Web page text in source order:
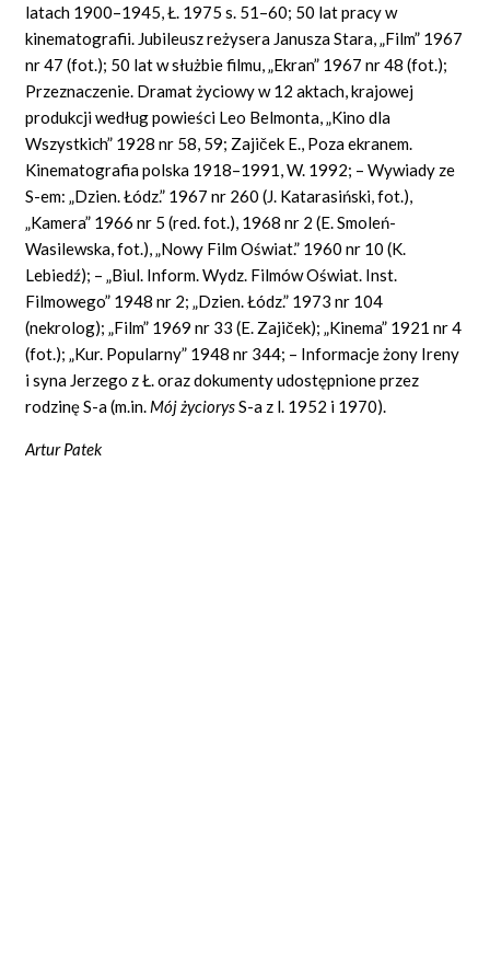
latach 1900–1945, Ł. 1975 s. 51–60; 50 lat pracy w
kinematografii. Jubileusz reżysera Janusza Stara, „Film” 1967
nr 47 (fot.); 50 lat w służbie filmu, „Ekran” 1967 nr 48 (fot.);
Przeznaczenie. Dramat życiowy w 12 aktach, krajowej
produkcji według powieści Leo Belmonta, „Kino dla
Wszystkich” 1928 nr 58, 59; Zajiček E., Poza ekranem.
Kinematografia polska 1918–1991, W. 1992; – Wywiady ze
S-em: „Dzien. Łódz.” 1967 nr 260 (J. Katarasiński, fot.),
„Kamera” 1966 nr 5 (red. fot.), 1968 nr 2 (E. Smoleń-
Wasilewska, fot.), „Nowy Film Oświat.” 1960 nr 10 (K.
Lebiedź); – „Biul. Inform.Wydz. Filmów Oświat. Inst.
Filmowego” 1948 nr 2; „Dzien. Łódz.” 1973 nr 104
(nekrolog); „Film” 1969 nr 33 (E. Zajiček); „Kinema” 1921 nr 4
(fot.); „Kur. Popularny” 1948 nr 344; – Informacje żony Ireny
i syna Jerzego z Ł. oraz dokumenty udostępnione przez
rodzinę S-a (m.in. Mój życiorysS-a z l. 1952 i 1970).
Artur Patek